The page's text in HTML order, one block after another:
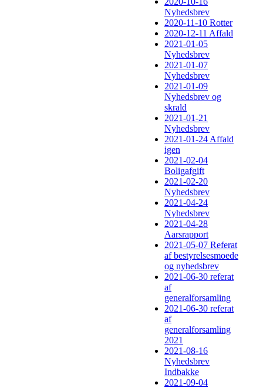
Nyhedsbrev
2020-11-10 Rotter
2020-12-11 Affald
2021-01-05
Nyhedsbrev
2021-01-07
Nyhedsbrev
2021-01-09
Nyhedsbrev og
skrald
2021-01-21
Nyhedsbrev
2021-01-24 Affald
igen
2021-02-04
Boligafgift
2021-02-20
Nyhedsbrev
2021-04-24
Nyhedsbrev
2021-04-28
Aarsrapport
2021-05-07 Referat
af bestyrelsesmoede
og nyhedsbrev
2021-06-30 referat
af
generalforsamling
2021-06-30 referat
af
generalforsamling
2021
2021-08-16
Nyhedsbrev
Indbakke
2021-09-04